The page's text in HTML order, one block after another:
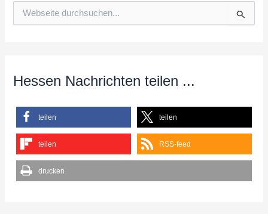
n
Hessen Nachrichten teilen ...
teilen teilen
teilen RSS-feed
drucken